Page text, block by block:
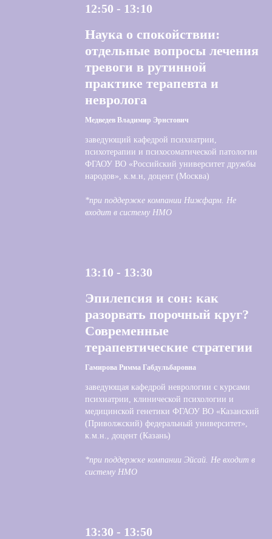
12:50 - 13:10
Наука о спокойствии:
отдельные вопросы лечения
тревоги в рутинной
практике терапевта и
невролога
Медведев Владимир Эрнстович
заведующий кафедрой психиатрии,
психотерапии и психосоматической патологии
ФГАОУ ВО «Российский университет дружбы
народов», к.м.н, доцент (Москва)
*при поддержке компании Нижфарм. Не
входит в систему НМО
13:10 - 13:30
Эпилепсия и сон: как
разорвать порочный круг?
Современные
терапевтические стратегии
Гамирова Римма Габдульбаровна
заведующая кафедрой неврологии с курсами
психиатрии, клинической психологии и
медицинской генетики ФГАОУ ВО «Казанский
(Приволжский) федеральный университет»,
к.м.н., доцент (Казань)
*при поддержке компании Эйсай. Не входит в
систему НМО
13:30 - 13:50